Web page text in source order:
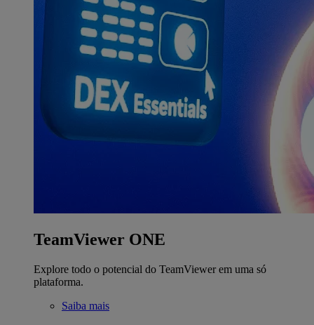
TeamViewer ONE
Explore todo o potencial do TeamViewer em uma só
plataforma.
Saiba mais